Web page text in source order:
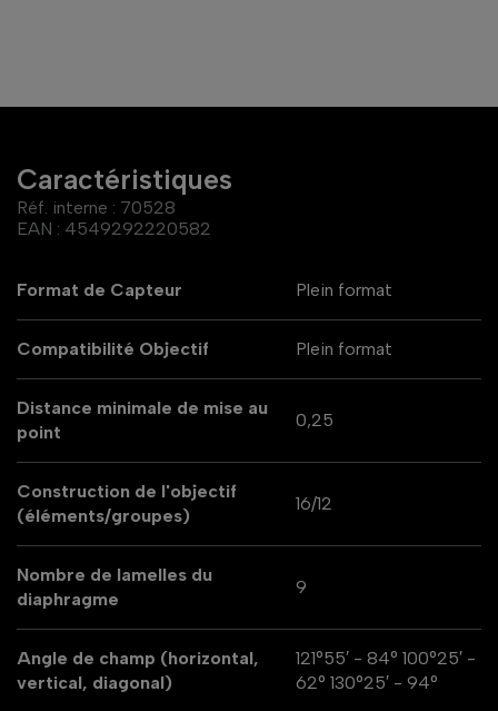
Caractéristiques
Réf. interne : 70528
EAN : 4549292220582
Format de Capteur Plein format
Compatibilité Objectif Plein format
Distance minimale de mise au
point
0,25
Construction de l'objectif
(éléments/groupes)
16/12
Nombre de lamelles du
diaphragme
9
Angle de champ (horizontal,
vertical, diagonal)
121°55′ - 84° 100°25′ -
62° 130°25′ - 94°